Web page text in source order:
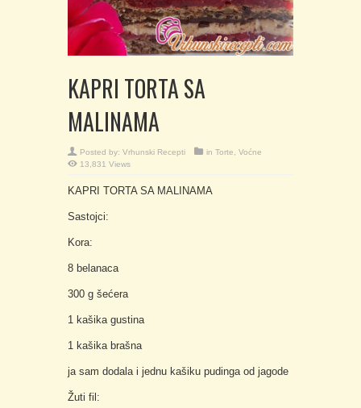
KAPRI TORTA SA
MALINAMA
Posted by: Vrhunski Recepti in Torte
Voćne
13,831 Views
KAPRI TORTA SA MALINAMA
Sastojci:
Kora:
8 belanaca
300 g šećera
1 kašika gustina
1 kašika brašna
ja sam dodala i jednu kašiku pudinga od jagode
Žuti fil: